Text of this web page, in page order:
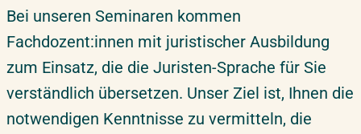
Bei unseren Seminaren kommen
Fachdozent:innen mit juristischer Ausbildung
zum Einsatz, die die Juristen-Sprache für Sie
verständlich übersetzen. Unser Ziel ist, Ihnen die
notwendigen Kenntnisse zu vermitteln, die